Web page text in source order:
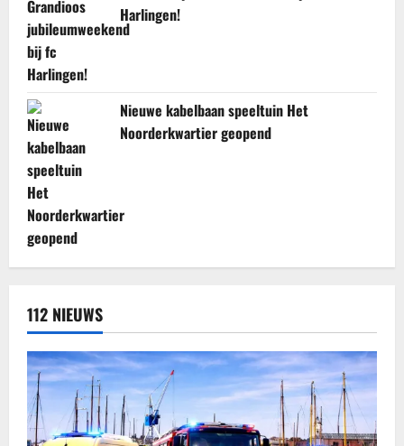
Harlingen!
Nieuwe kabelbaan speeltuin Het
Noorderkwartier geopend
112 NIEUWS